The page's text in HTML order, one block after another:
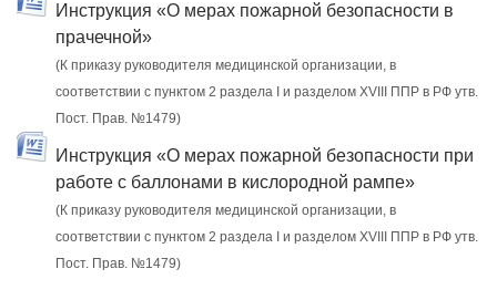
Инструкция «О мерах пожарной безопасности в
прачечной»
(К приказу руководителя медицинской организации, в
соответствии с пунктом 2 раздела I и разделом XVIII ППР в РФ утв.
Пост. Прав. №1479)
Инструкция «О мерах пожарной безопасности при
работе с баллонами в кислородной рампе»
(К приказу руководителя медицинской организации, в
соответствии с пунктом 2 раздела I и разделом XVIII ППР в РФ утв.
Пост. Прав. №1479)